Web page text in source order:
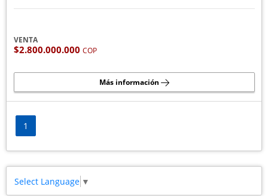
VENTA
$2.800.000.000 COP
Más información
1
Select Language ▼